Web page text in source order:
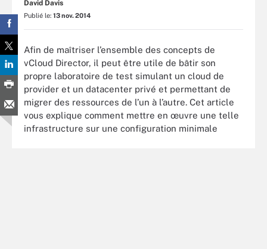
David Davis
Publié le: 13 nov. 2014
Afin de maîtriser l’ensemble des concepts de
vCloud Director, il peut être utile de bâtir son
propre laboratoire de test simulant un cloud de
provider et un datacenter privé et permettant de
migrer des ressources de l’un à l’autre. Cet article
vous explique comment mettre en œuvre une telle
infrastructure sur une configuration minimale